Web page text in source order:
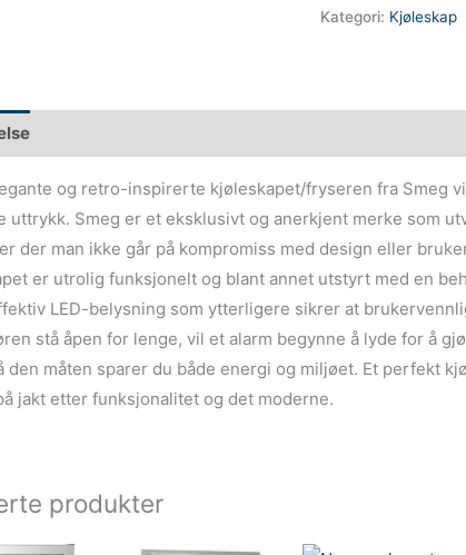
Kategori: Kjøleskap
og retro-inspirerte kjøleskapet/fryseren fra Smeg
uttrykk. Smeg er et eksklusivt og anerkjent merke som
der man ikke går på kompromiss med design eller
er utrolig funksjonelt og blant annet utstyrt med en
LED-belysning som ytterligere sikrer at
stå åpen for lenge, vil et alarm begynne å lyde for å
den måten sparer du både energi og miljøet. Et perfekt
jakt etter funksjonalitet og det moderne.
produkter